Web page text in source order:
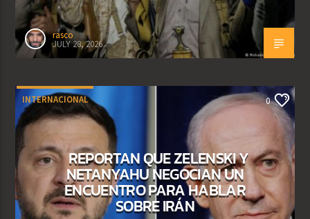
rasco
JULY 28, 2026
INTERNACIONAL 0
REPORTAN QUE ZELENSKI Y
NETANYAHU NEGOCIAN UN
ENCUENTRO PARA HABLAR
SOBRE IRÁN